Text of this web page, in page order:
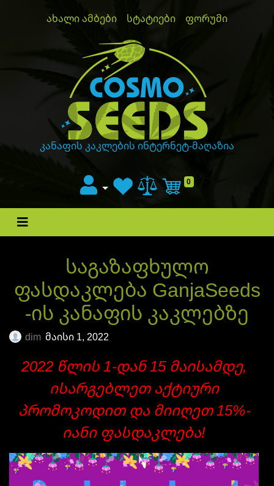
ახალი ამბები სტატიები
ფორუმი
კანაფის კაკლების ინტერნეტ-მაღაზია
Cart
0
საგაზაფხულო
ფასდაკლება GanjaSeeds
-ის კანაფის კაკლებზე
dim მაისი 1, 2022
2022 წლის 1-დან 15 მაისამდე,
ისარგებლეთ აქტიური
პრომოკოდით და მიიღეთ 15%-
იანი ფასდაკლება!